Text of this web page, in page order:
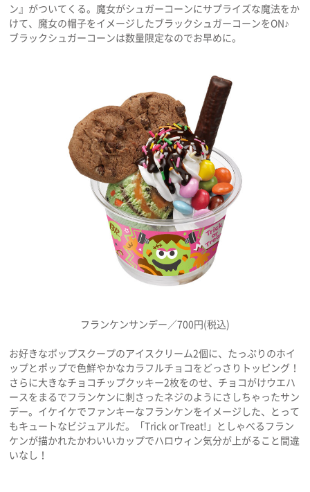
ン』がついてくる。魔女がシュガーコーンにサプライズな魔法をか
けて、魔女の帽子をイメージしたブラックシュガーコーンをON♪
ブラックシュガーコーンは数量限定なのでお早めに。
フランケンサンデー／700円(税込)
お好きなポップスクープのアイスクリーム2個に、たっぷりのホイ
ップとポップで色鮮やかなカラフルチョコをどっさりトッピング！
さらに大きなチョコチップクッキー2枚をのせ、チョコがけウエハ
ースをまるでフランケンに刺さったネジのようにさしちゃったサン
デー。イケイケでファンキーなフランケンをイメージした、とって
もキュートなビジュアルだ。「Trick or Treat!」としゃべるフラン
ケンが描かれたかわいいカップでハロウィン気分が上がること間違
いなし！